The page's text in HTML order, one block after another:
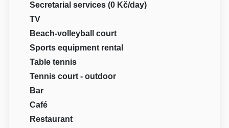
Secretarial services (0 Kč/day)
TV
Beach-volleyball court
Sports equipment rental
Table tennis
Tennis court - outdoor
Bar
Café
Restaurant